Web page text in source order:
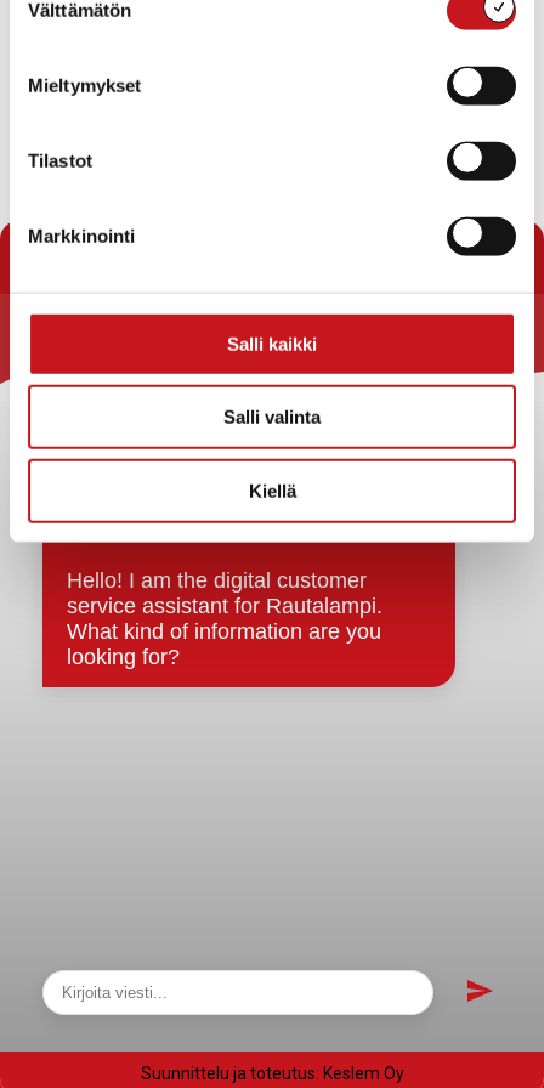
valinta
Välttämätön
Mieltymykset
Tilastot
Markkinointi
Salli kaikki
Salli valinta
Kiellä
Evästeet
Saavutettavuusseloste
Tietosuoja
Tietosuojaselosteet